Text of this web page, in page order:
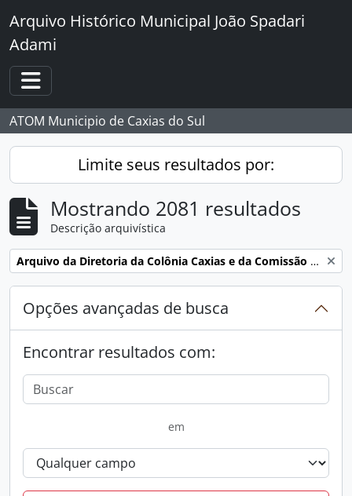
Skip to main content
Arquivo Histórico Municipal João Spadari
Adami
Toggle navigation
ATOM Municipio de Caxias do Sul
Limite seus resultados por:
Mostrando 2081 resultados
Descrição arquivística
Remover filtro: Arquivo da Diretoria da Colônia Caxias e da Comissão de Terras e Medição dos Lotes da ex-Colônia Caxias
Opções avançadas de busca
Encontrar resultados com:
em